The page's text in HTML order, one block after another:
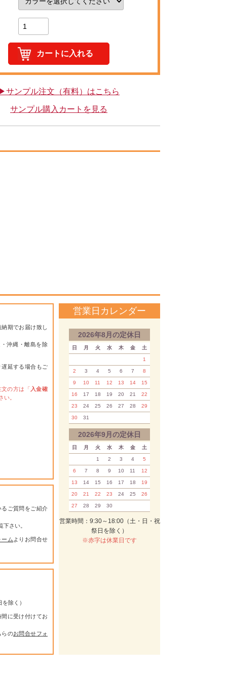
サンプル注文（有料）はこちら
サンプル購入カートを見る
期でお届け致し
沖縄・離島を除
延する場合もご
の方は「 入金確
い。
ご質問をご紹介
下さい。
ーム よりお問合せ
除く）
に受け付けてお
らのお問合せフォ
営業日カレンダー
2026年8月の定休日
日 月 火 水 木 金 土
1
2 3 4 5 6 7 8
9 10 11 12 13 14 15
16 17 18 19 20 21 22
23 24 25 26 27 28 29
30 31
2026年9月の定休日
日 月 火 水 木 金 土
1 2 3 4 5
6 7 8 9 10 11 12
13 14 15 16 17 18 19
20 21 22 23 24 25 26
27 28 29 30
営業時間：9:30～18:00（土・日・祝
祭日を除く）
※赤字は休業日です